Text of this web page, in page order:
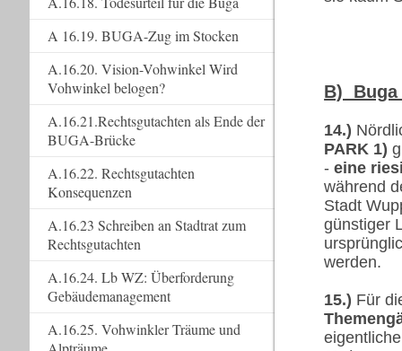
B) Buga
14.)
PARK 1)
-eine
während
Stadt
günstiger
werden.
15.) Für
A 16.19. BUGA-Zug im Stocken
A.16.20. Vision-Vohwinkel Wird
Vohwinkel belogen?
A.16.21.Rechtsgutachten als Ende der
BUGA-Brücke
A.16.22. Rechtsgutachten
Konsequenzen
A.16.23 Schreiben an Stadtrat zum
Rechtsgutachten
A.16.24. Lb WZ: Überforderung
Gebäudemanagement
A.16.25. Vohwinkler Träume und